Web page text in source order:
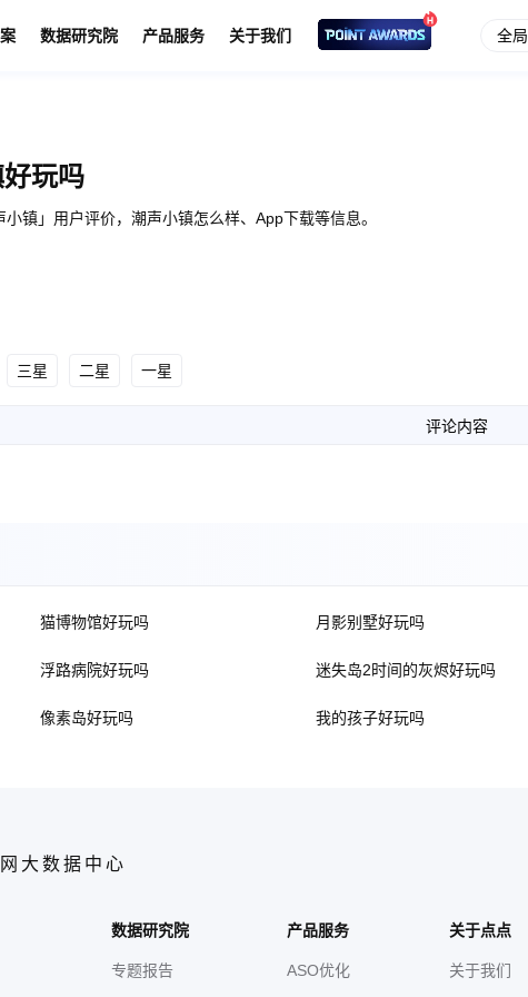
数据研究院 产品服务 关于我们 全局
玩吗
小镇」用户评价，潮声小镇怎么样、App下载等信息。
三星 二星 一星
评论内容
猫博物馆好玩吗 月影别墅好玩吗
浮路病院好玩吗 迷失岛2时间的灰烬好玩吗
像素岛好玩吗 我的孩子好玩吗
大数据中心
数据研究院
专题报告
产品服务
ASO优化
关于点点
关于我们